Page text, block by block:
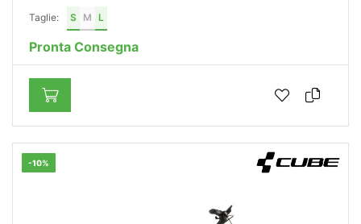
Taglie: S M L
Pronta Consegna
-10%